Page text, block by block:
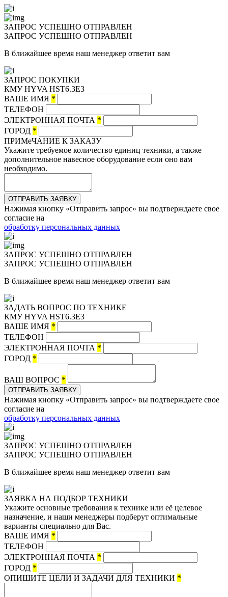
ЗАПРОС УСПЕШНО ОТПРАВЛЕН
ЗАПРОС УСПЕШНО ОТПРАВЛЕН
В ближайшее время наш менеджер ответит вам
ЗАПРОС ПОКУПКИ
КМУ HYVA HST6.3E3
ВАШЕ ИМЯ *
ТЕЛЕФОН
ЭЛЕКТРОННАЯ ПОЧТА *
ГОРОД *
ПРИМеЧАНИЕ К ЗАКАЗУ
Укажите требуемое количество единиц техники, а также
дополнительное навесное оборудование если оно вам
необходимо.
ОТПРАВИТЬ ЗАЯВКУ
Нажимая кнопку «Отправить запрос» вы подтверждаете свое
согласие на
обработку персональных данных
ЗАПРОС УСПЕШНО ОТПРАВЛЕН
ЗАПРОС УСПЕШНО ОТПРАВЛЕН
В ближайшее время наш менеджер ответит вам
ЗАДАТЬ ВОПРОС ПО ТЕХНИКЕ
КМУ HYVA HST6.3E3
ВАШЕ ИМЯ *
ТЕЛЕФОН
ЭЛЕКТРОННАЯ ПОЧТА *
ГОРОД *
ВАШ ВОПРОС *
ОТПРАВИТЬ ЗАЯВКУ
Нажимая кнопку «Отправить запрос» вы подтверждаете свое
согласие на
обработку персональных данных
ЗАПРОС УСПЕШНО ОТПРАВЛЕН
ЗАПРОС УСПЕШНО ОТПРАВЛЕН
В ближайшее время наш менеджер ответит вам
ЗАЯВКА НА ПОДБОР ТЕХНИКИ
Укажите основные требования к технике или её целевое
назначение, и наши менеджеры подберут оптимальные
варианты специально для Вас.
ВАШЕ ИМЯ *
ТЕЛЕФОН
ЭЛЕКТРОННАЯ ПОЧТА *
ГОРОД *
ОПИШИТЕ ЦЕЛИ И ЗАДАЧИ ДЛЯ ТЕХНИКИ *